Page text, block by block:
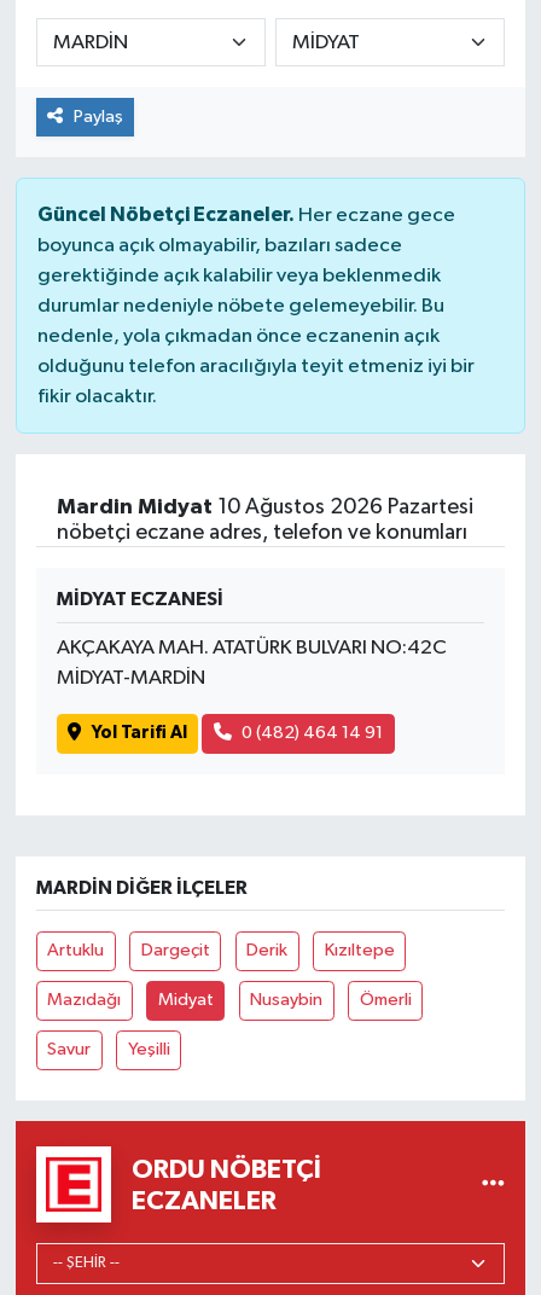
Paylaş
Güncel Nöbetçi Eczaneler. Her eczane gece
boyunca açık olmayabilir, bazıları sadece
gerektiğinde açık kalabilir veya beklenmedik
durumlar nedeniyle nöbete gelemeyebilir. Bu
nedenle, yola çıkmadan önce eczanenin açık
olduğunu telefon aracılığıyla teyit etmeniz iyi bir
fikir olacaktır.
Mardin Midyat 10 Ağustos 2026 Pazartesi
nöbetçi eczane adres, telefon ve konumları
MİDYAT ECZANESİ
AKÇAKAYA MAH. ATATÜRK BULVARI NO:42C
MİDYAT-MARDİN
Yol Tarifi Al 0 (482) 464 14 91
MARDIN DIĞER İLÇELER
Artuklu Dargeçit Derik Kızıltepe
Mazıdağı Midyat Nusaybin Ömerli
Savur Yeşilli
ORDU NÖBETÇI
ECZANELER
KADIN
KULTUR-SANAT
MEDYA
OTOMOBİL
ÖZEL HABER
SAĞLIK
SPOR
TARIM
TEKNOLOJİ
YAŞAM